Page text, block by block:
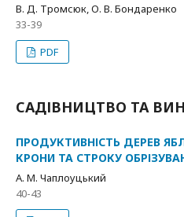
В. Д. Тромсюк, О. В. Бондаренко
33-39
PDF
САДІВНИЦТВО ТА
ПРОДУКТИВНІСТЬ ДЕРЕВ
КРОНИ ТА СТРОКУ
А. М. Чаплоуцький
40-43